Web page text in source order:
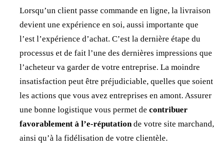
Lorsqu’un client passe commande en ligne, la livraison
devient une expérience en soi, aussi importante que
l’est l’expérience d’achat. C’est la dernière étape du
processus et de fait l’une des dernières impressions que
l’acheteur va garder de votre entreprise. La moindre
insatisfaction peut être préjudiciable, quelles que soient
les actions que vous avez entreprises en amont. Assurer
une bonne logistique vous permet de contribuer
favorablement à l’e-réputationde votre site marchand,
ainsi qu’à la fidélisation de votre clientèle.